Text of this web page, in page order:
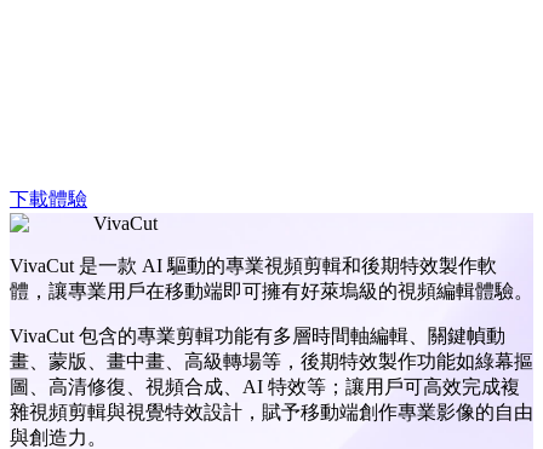
下載體驗
VivaCut
VivaCut 是一款 AI 驅動的專業視頻剪輯和後期特效製作軟
體，讓專業用戶在移動端即可擁有好萊塢級的視頻編輯體驗。
VivaCut 包含的專業剪輯功能有多層時間軸編輯、關鍵幀動
畫、蒙版、畫中畫、高級轉場等，後期特效製作功能如綠幕摳
圖、高清修復、視頻合成、AI 特效等；讓用戶可高效完成複
雜視頻剪輯與視覺特效設計，賦予移動端創作專業影像的自由
與創造力。